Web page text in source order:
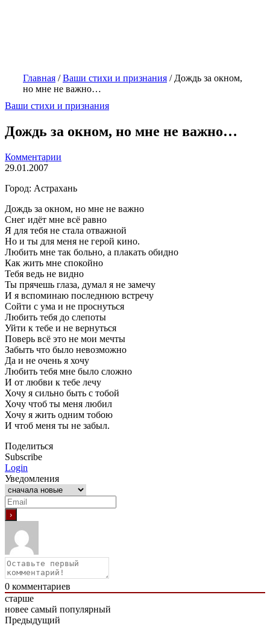
Главная /Ваши стихи и признания / Дождь за окном,
но мне не важно…
Ваши стихи и признания
Дождь за окном, но мне не важно…
Комментарии
29.01.2007
Город: Астрахань
Дождь за окном, но мне не важно
Снег идёт мне всё равно
Я для тебя не стала отважной
Но и ты для меня не герой кино.
Любить мне так больно, а плакать обидно
Как жить мне спокойно
Тебя ведь не видно
Ты прячешь глаза, думал я не замечу
И я вспоминаю последнюю встречу
Сойти с ума и не проснуться
Любить тебя до слепоты
Уйти к тебе и не вернуться
Поверь всё это не мои мечты
Забыть что было невозможно
Да и не очень я хочу
Любить тебя мне было сложно
И от любви к тебе лечу
Хочу я сильно быть с тобой
Хочу чтоб ты меня любил
Хочу я жить одним тобою
И чтоб меня ты не забыл.
Поделиться
Subscribe
Login
Уведомления
0 комментариев
старше
новее самый популярный
Предыдущий